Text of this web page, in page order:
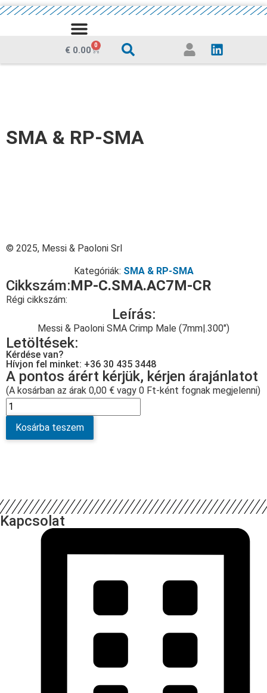
€ 0.00 0
SMA & RP-SMA
© 2025, Messi & Paoloni Srl
Kategóriák: SMA & RP-SMA
Cikkszám:MP-C.SMA.AC7M-CR
Régi cikkszám:
Leírás:
Messi & Paoloni SMA Crimp Male (7mm|.300″)
Letöltések:
Kérdése van?
Hívjon fel minket: +36 30 435 3448
A pontos árért kérjük, kérjen árajánlatot
(A kosárban az árak 0,00 € vagy 0 Ft-ként fognak megjelenni)
Kosárba teszem
Kapcsolat